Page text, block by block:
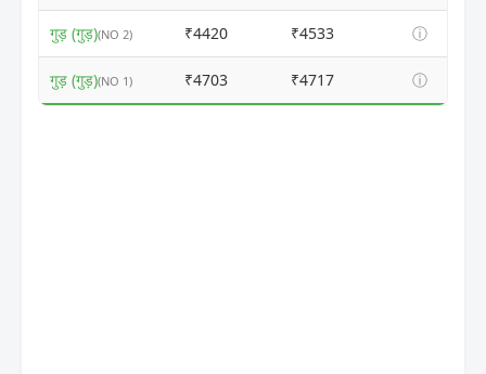
गुड़ (गुड़)(NO 2) ₹4420 ₹4533 ⓘ
गुड़ (गुड़)(NO 1) ₹4703 ₹4717 ⓘ